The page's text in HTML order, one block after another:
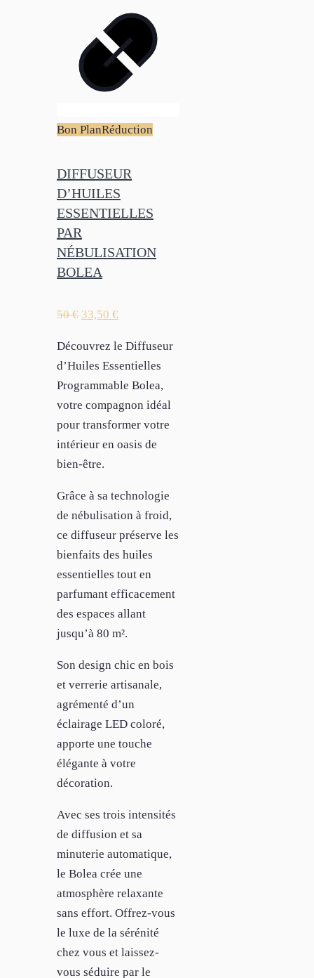
Bon PlanRéduction
DIFFUSEUR
D’HUILES
ESSENTIELLES
PAR
NÉBULISATION
BOLEA
50€ 33,50 €
Découvrez le Diffuseur
d’Huiles Essentielles
Programmable Bolea,
votre compagnon idéal
pour transformer votre
intérieur en oasis de
bien-être.
Grâce à sa technologie
de nébulisation à froid,
ce diffuseur préserve les
bienfaits des huiles
essentielles tout en
parfumant efficacement
des espaces allant
jusqu’à 80 m².
Son design chic en bois
et verrerie artisanale,
agrémenté d’un
éclairage LED coloré,
apporte une touche
élégante à votre
décoration.
Avec ses trois intensités
de diffusion et sa
minuterie automatique,
le Bolea crée une
atmosphère relaxante
sans effort. Offrez-vous
le luxe de la sérénité
chez vous et laissez-
vous séduire par le